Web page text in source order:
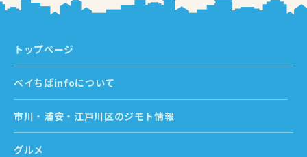
トップページ
ベイちばinfoについて
市川・浦安・江戸川区のジモト情報
グルメ